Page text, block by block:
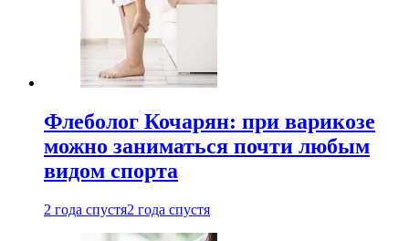
Флеболог Кочарян: при варикозе
можно заниматься почти любым
видом спорта
2 года спустя2 года спустя